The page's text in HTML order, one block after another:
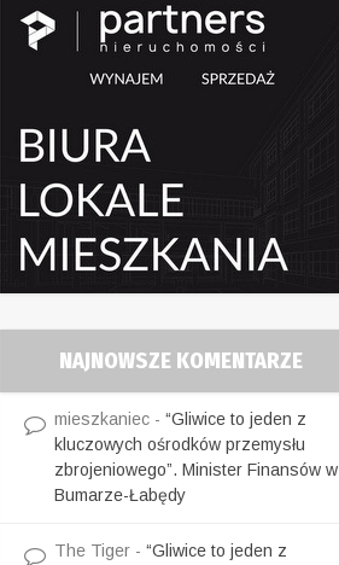
NAJNOWSZE KOMENTARZE
mieszkaniec - “Gliwice to jeden z
kluczowych ośrodków przemysłu
zbrojeniowego”. Minister Finansów w
Bumarze-Łabędy
The Tiger - “Gliwice to jeden z